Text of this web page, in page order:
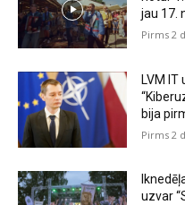
jau 17.
Pirms 2
LVM
bija
Pirms 2
uzvar